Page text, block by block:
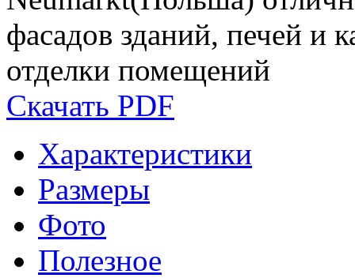
фасадов зданий, печей и
отделки помещений
Скачать PDF
Характеристики
Размеры
Фото
Полезное